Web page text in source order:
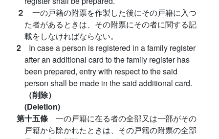
２ 一の戸籍の附票を作製した後にその戸籍に入つ
た者があるときは、その附票にその者に関する記
載をしなければならない。
2 In case a person is registered in a family register
after an additional card to the family register has
been prepared, entry with respect to the said
person shall be made in the said additional card.
（削除）
(Deletion)
第十五條 一の戸籍に在る者の全部又は一部がその
戸籍から除かれたときは、その戸籍の附票の全部